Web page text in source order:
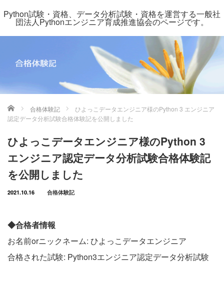
Python試験・資格、データ分析試験・資格を運営する一般社
団法人Pythonエンジニア育成推進協会のページです。
ホーム 合格体験記
ひよっこデータエンジニア様のPython 3 エンジニア
認定データ分析試験合格体験記を公開しました
ひよっこデータエンジニア様のPython 3
エンジニア認定データ分析試験合格体験記
を公開しました
2021.10.16 合格体験記
◆合格者情報
お名前orニックネーム: ひよっこデータエンジニア
合格された試験: Python3エンジニア認定データ分析試験